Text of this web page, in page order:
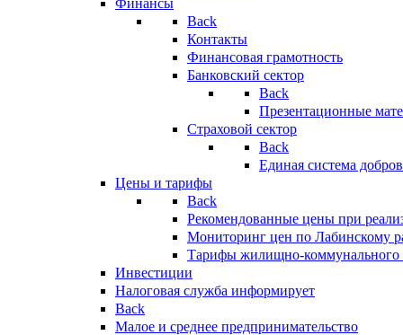
Финансы
Back
Контакты
Финансовая грамотность
Банковский сектор
Back
Презентационные
Страховой сектор
Back
Единая система
Цены и тарифы
Back
Рекомендованные цены при
Мониторинг цен по Лабинскому
Тарифы жилищно-коммунального
Инвестиции
Налоговая служба информирует
Back
Малое и среднее предпринимательство